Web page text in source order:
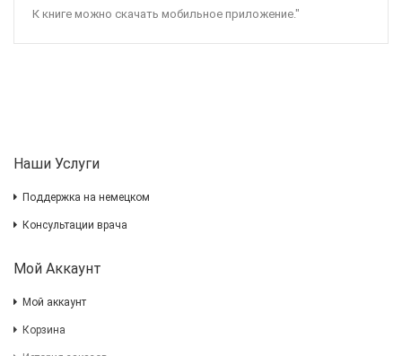
К книге можно скачать мобильное приложение."
Наши Услуги
Поддержка на немецком
Консультации врача
Мой Аккаунт
Мой аккаунт
Корзина